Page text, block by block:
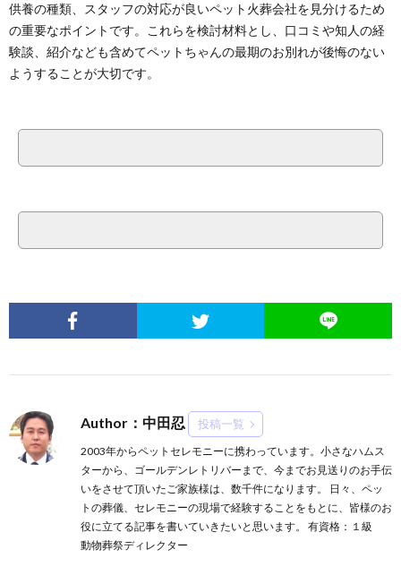
供養の種類、スタッフの対応が良いペット火葬会社を見分けるため
の重要なポイントです。これらを検討材料とし、口コミや知人の経
験談、紹介なども含めてペットちゃんの最期のお別れが後悔のない
ようすることが大切です。
Author：中田忍 投稿一覧
2003年からペットセレモニーに携わっています。小さなハムス
ターから、ゴールデンレトリバーまで、今までお見送りのお手伝
いをさせて頂いたご家族様は、数千件になります。 日々、ペッ
トの葬儀、セレモニーの現場で経験することをもとに、皆様のお
役に立てる記事を書いていきたいと思います。 有資格：１級
動物葬祭ディレクター